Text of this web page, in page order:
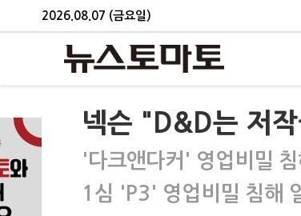
2026.08.07 (금요일)
넥슨 "D&D는 저
'다크앤다커' 영업비밀
1심 'P3' 영업비밀 침해